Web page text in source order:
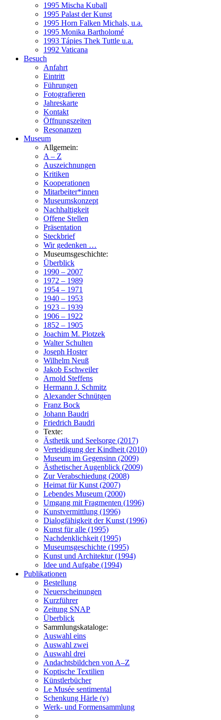
1995 Mischa Kuball
1995 Palast der Kunst
1995 Horn Falken Michals, u.a.
1995 Monika Bartholomé
1993 Tápies Thek Tuttle u.a.
1992 Vaticana
Besuch
Anfahrt
Eintritt
Führungen
Fotografieren
Jahreskarte
Kontakt
Öffnungszeiten
Resonanzen
Museum
Allgemein:
A – Z
Auszeichnungen
Kritiken
Kooperationen
Mitarbeiter*innen
Museumskonzept
Nachhaltigkeit
Offene Stellen
Präsentation
Steckbrief
Wir gedenken …
Museumsgeschichte:
Überblick
1990 – 2007
1972 – 1989
1954 – 1971
1940 – 1953
1923 – 1939
1906 – 1922
1852 – 1905
Joachim M. Plotzek
Walter Schulten
Joseph Hoster
Wilhelm Neuß
Jakob Eschweiler
Arnold Steffens
Hermann J. Schmitz
Alexander Schnütgen
Franz Bock
Johann Baudri
Friedrich Baudri
Texte:
Ästhetik und Seelsorge (2017)
Verteidigung der Kindheit (2010)
Museum im Gegensinn (2009)
Ästhetischer Augenblick (2009)
Zur Verabschiedung (2008)
Heimat für Kunst (2007)
Lebendes Museum (2000)
Umgang mit Fragmenten (1996)
Kunstvermittlung (1996)
Dialogfähigkeit der Kunst (1996)
Kunst für alle (1995)
Nachdenklichkeit (1995)
Museumsgeschichte (1995)
Kunst und Architektur (1994)
Idee und Aufgabe (1994)
Publikationen
Bestellung
Neuerscheinungen
Kurzführer
Zeitung SNAP
Überblick
Sammlungskataloge:
Auswahl eins
Auswahl zwei
Auswahl drei
Andachtsbildchen von A–Z
Koptische Textilien
Künstlerbücher
Le Musée sentimental
Schenkung Härle (v)
Werk- und Formensammlung